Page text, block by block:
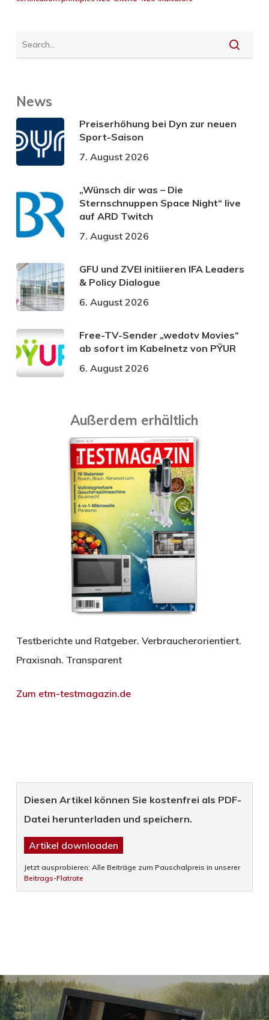
News
Preiserhöhung bei Dyn zur neuen
Sport-Saison
7. August 2026
„Wünsch dir was – Die
Sternschnuppen Space Night“ live
auf ARD Twitch
7. August 2026
GFU und ZVEI initiieren IFA Leaders
& Policy Dialogue
6. August 2026
Free-TV-Sender „wedotv Movies“
ab sofort im Kabelnetz von PŸUR
6. August 2026
Außerdem erhältlich
Testberichte und Ratgeber. Verbraucherorientiert.
Praxisnah. Transparent
Zum etm-testmagazin.de
Diesen Artikel können Sie kostenfrei als PDF-
Datei herunterladen und speichern.
Artikel downloaden
Jetzt ausprobieren: Alle Beiträge zum Pauschalpreis in unserer
Beitrags-Flatrate